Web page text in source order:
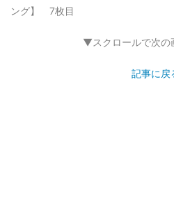
ング】 7枚目
▼スクロールで次
記事に戻